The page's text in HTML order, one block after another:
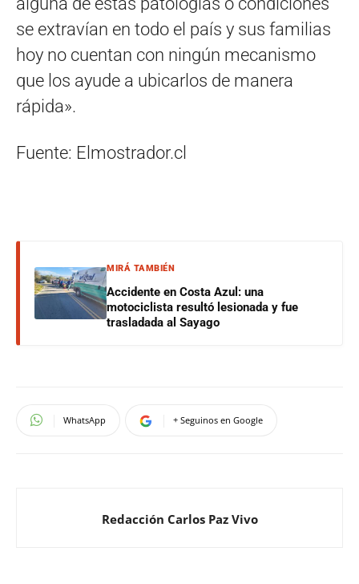
se extravían en todo el país y sus familias
hoy no cuentan con ningún mecanismo
que los ayude a ubicarlos de manera
rápida».
Fuente: Elmostrador.cl
MIRÁ TAMBIÉN
Accidente en Costa Azul: una
motociclista resultó lesionada y fue
trasladada al Sayago
WhatsApp + Seguinos en Google
Redacción Carlos Paz Vivo